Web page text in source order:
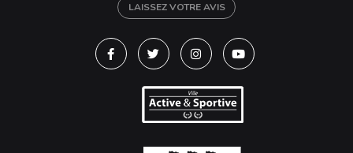
LAISSEZ VOTRE AVIS
Lien vers le compte Facebook
Lien vers le compte Twitter
Lien vers le compte
Lien vers la chaîne